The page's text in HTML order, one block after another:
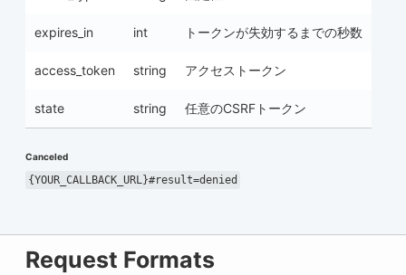
expires_in int トークンが失効するまでの秒数
access_token string アクセストークン
state string 任意のCSRFトークン
Canceled
{YOUR_CALLBACK_URL}#result=denied
Request Formats